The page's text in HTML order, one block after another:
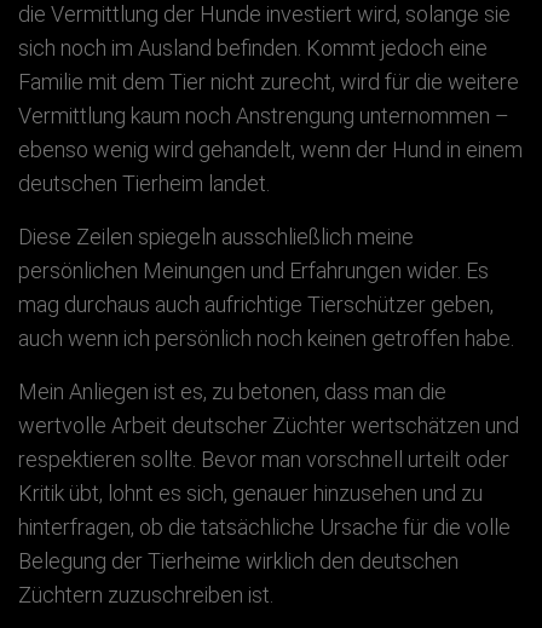
die Vermittlung der Hunde investiert wird, solange sie
sich noch im Ausland befinden. Kommt jedoch eine
Familie mit dem Tier nicht zurecht, wird für die weitere
Vermittlung kaum noch Anstrengung unternommen –
ebenso wenig wird gehandelt, wenn der Hund in einem
deutschen Tierheim landet.
Diese Zeilen spiegeln ausschließlich meine
persönlichen Meinungen und Erfahrungen wider. Es
mag durchaus auch aufrichtige Tierschützer geben,
auch wenn ich persönlich noch keinen getroffen habe.
Mein Anliegen ist es, zu betonen, dass man die
wertvolle Arbeit deutscher Züchter wertschätzen und
respektieren sollte. Bevor man vorschnell urteilt oder
Kritik übt, lohnt es sich, genauer hinzusehen und zu
hinterfragen, ob die tatsächliche Ursache für die volle
Belegung der Tierheime wirklich den deutschen
Züchtern zuzuschreiben ist.